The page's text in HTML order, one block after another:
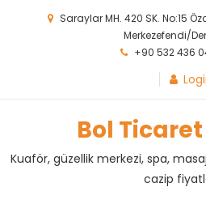
Saraylar MH. 420 SK. No:15
Merkezefendi/
+90 532 436
Bol
Kuaför, güzellik merkezi, spa,
cazip